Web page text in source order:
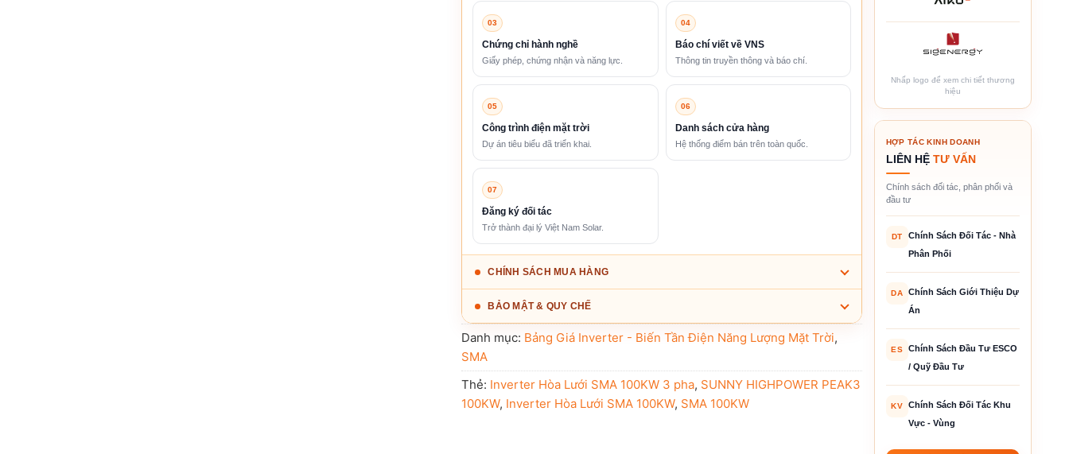
03
Chứng chỉ hành nghề
Giấy phép, chứng nhận và năng lực.
04
Báo chí viết về VNS
Thông tin truyền thông và báo chí.
05
Công trình điện mặt trời
Dự án tiêu biểu đã triển khai.
06
Danh sách cửa hàng
Hệ thống điểm bán trên toàn quốc.
07
Đăng ký đối tác
Trở thành đại lý Việt Nam Solar.
CHÍNH SÁCH MUA HÀNG
BẢO MẬT & QUY CHẾ
Danh mục: Bảng Giá Inverter - Biến Tần Điện Năng Lượng Mặt Trời,
SMA
Thẻ: Inverter Hòa Lưới SMA 100KW 3 pha, SUNNY HIGHPOWER PEAK3
100KW, Inverter Hòa Lưới SMA 100KW, SMA 100KW
Nhấp logo để xem chi tiết thương
hiệu
HỢP TÁC KINH DOANH
LIÊN HỆ TƯ VẤN
Chính sách đối tác, phân phối và
đầu tư
DT
Chính Sách Đối Tác - Nhà
Phân Phối
DA
Chính Sách Giới Thiệu Dự
Án
ES
Chính Sách Đầu Tư ESCO
/ Quỹ Đầu Tư
KV
Chính Sách Đối Tác Khu
Vực - Vùng